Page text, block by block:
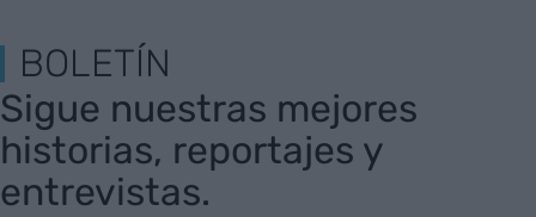
BOLETÍN
Sigue nuestras mejores
historias, reportajes y
entrevistas.